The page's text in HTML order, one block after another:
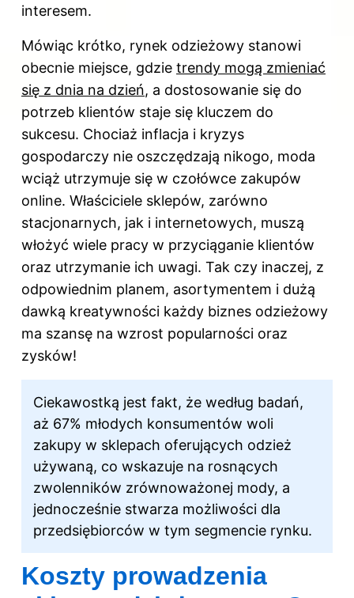
interesem.
Mówiąc krótko, rynek odzieżowy stanowi
obecnie miejsce, gdzie trendy mogą zmieniać
się z dnia na dzień, a dostosowanie się do
potrzeb klientów staje się kluczem do
sukcesu. Chociaż inflacja i kryzys
gospodarczy nie oszczędzają nikogo, moda
wciąż utrzymuje się w czołówce zakupów
online. Właściciele sklepów, zarówno
stacjonarnych, jak i internetowych, muszą
włożyć wiele pracy w przyciąganie klientów
oraz utrzymanie ich uwagi. Tak czy inaczej, z
odpowiednim planem, asortymentem i dużą
dawką kreatywności każdy biznes odzieżowy
ma szansę na wzrost popularności oraz
zysków!
Ciekawostką jest fakt, że według badań,
aż 67% młodych konsumentów woli
zakupy w sklepach oferujących odzież
używaną, co wskazuje na rosnących
zwolenników zrównoważonej mody, a
jednocześnie stwarza możliwości dla
przedsiębiorców w tym segmencie rynku.
Koszty prowadzenia